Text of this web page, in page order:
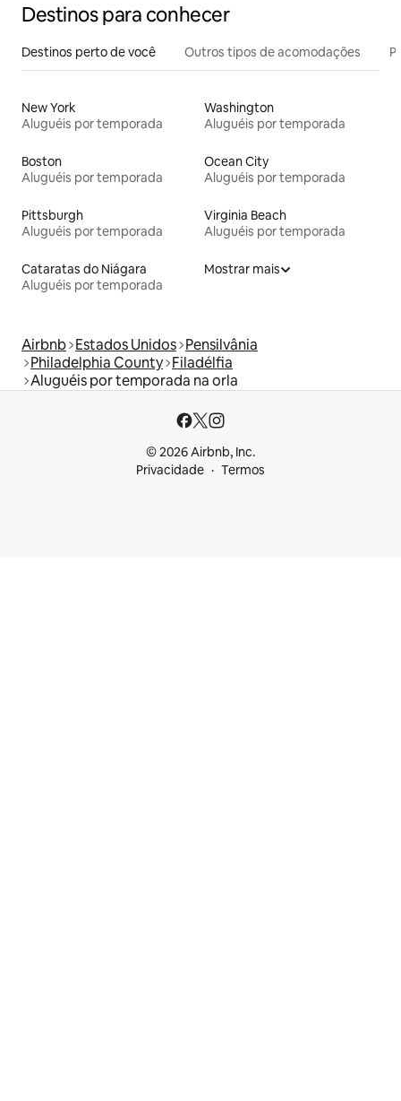
Destinos para conhecer
Destinos perto de você Outros tipos de acomodações
New York
Aluguéis por temporada
Washington
Aluguéis por temporada
Boston
Aluguéis por temporada
Ocean City
Aluguéis por temporada
Pittsburgh
Aluguéis por temporada
Virginia Beach
Aluguéis por temporada
Cataratas do Niágara
Aluguéis por temporada
Mostrar mais
Airbnb Estados Unidos Pensilvânia
Philadelphia County Filadélfia
Aluguéis por temporada na orla
© 2026 Airbnb, Inc.
Privacidade
Termos